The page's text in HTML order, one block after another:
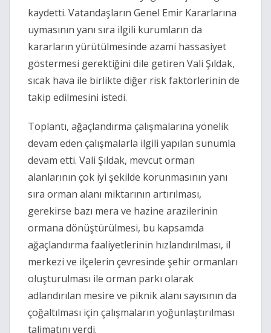
kaydetti. Vatandaşların Genel Emir Kararlarına
uymasının yanı sıra ilgili kurumların da
kararların yürütülmesinde azami hassasiyet
göstermesi gerektiğini dile getiren Vali Şıldak,
sıcak hava ile birlikte diğer risk faktörlerinin de
takip edilmesini istedi.
Toplantı, ağaçlandırma çalışmalarına yönelik
devam eden çalışmalarla ilgili yapılan sunumla
devam etti. Vali Şıldak, mevcut orman
alanlarının çok iyi şekilde korunmasının yanı
sıra orman alanı miktarının artırılması,
gerekirse bazı mera ve hazine arazilerinin
ormana dönüştürülmesi, bu kapsamda
ağaçlandırma faaliyetlerinin hızlandırılması, il
merkezi ve ilçelerin çevresinde şehir ormanları
oluşturulması ile orman parkı olarak
adlandırılan mesire ve piknik alanı sayısının da
çoğaltılması için çalışmaların yoğunlaştırılması
talimatını verdi.